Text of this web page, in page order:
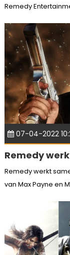
Remedy
07-04-2022
Remedy
Remedy werkt
van Max Payne en